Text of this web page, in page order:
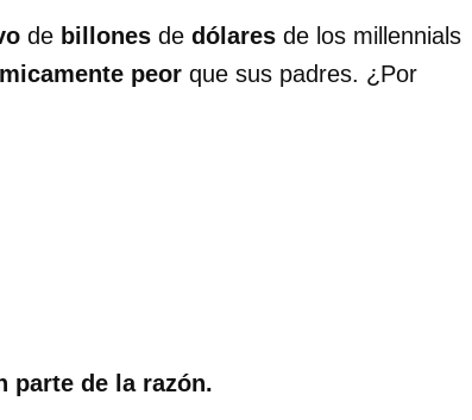
de billones de dólares de los millennials
peor que sus padres. ¿Por
parte de la razón.